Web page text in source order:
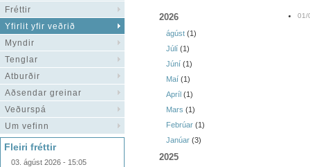
Fréttir
Yfirlit yfir veðrið
Myndir
Tenglar
Atburðir
Aðsendar greinar
Veðurspá
Um vefinn
Fleiri fréttir
03. ágúst 2026 - 15:05
2026
ágúst (1)
Júlí (1)
Júní (1)
Maí (1)
Apríl (1)
Mars (1)
Febrúar (1)
Janúar (3)
2025
01/